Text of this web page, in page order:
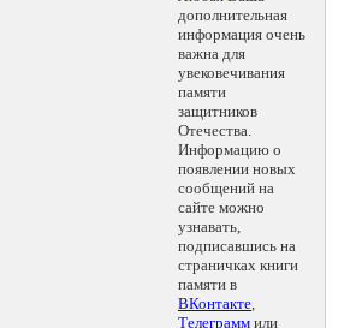
дополнительная
информация очень
важна для
увековечивания
памяти
защитников
Отечества.
Информацию о
появлении новых
сообщений на
сайте можно
узнавать,
подписавшись на
страничках книги
памяти в
ВКонтакте,
Телеграмм или